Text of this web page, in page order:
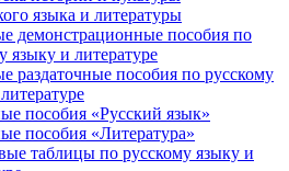
языка и литературы
демонстрационные пособия по
языку и литературе
раздаточные пособия по русскому
пособия «Русский язык»
пособия «Литература»
таблицы по русскому языку и